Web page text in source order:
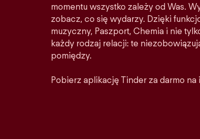
momentu wszystko zależy od Was.
zobacz, co się wydarzy. Dzięki
muzyczny, Paszport, Chemia i nie
każdy rodzaj relacji: te
pomiędzy.
Pobierz aplikację Tinder za darmo na